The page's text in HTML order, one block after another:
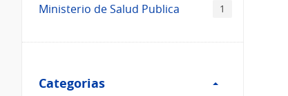
Ministerio de Salud Publica 1
Categorias
Categorias